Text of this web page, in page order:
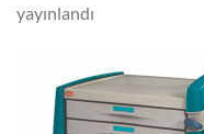
yayınlandı